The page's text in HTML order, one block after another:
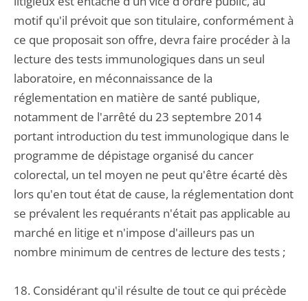
motif qu'il prévoit que son titulaire, conformément à
ce que proposait son offre, devra faire procéder à la
lecture des tests immunologiques dans un seul
laboratoire, en méconnaissance de la
réglementation en matière de santé publique,
notamment de l'arrêté du 23 septembre 2014
portant introduction du test immunologique dans le
programme de dépistage organisé du cancer
colorectal, un tel moyen ne peut qu'être écarté dès
lors qu'en tout état de cause, la réglementation dont
se prévalent les requérants n'était pas applicable au
marché en litige et n'impose d'ailleurs pas un
nombre minimum de centres de lecture des tests ;
18. Considérant qu'il résulte de tout ce qui précède